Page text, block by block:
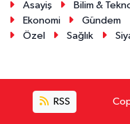
Asayiş Bilim &
Ekonomi
Gündem
Özel
Sağlık
RSS